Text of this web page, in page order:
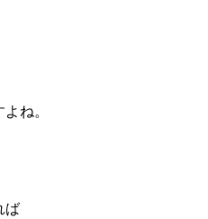
ね。
ば